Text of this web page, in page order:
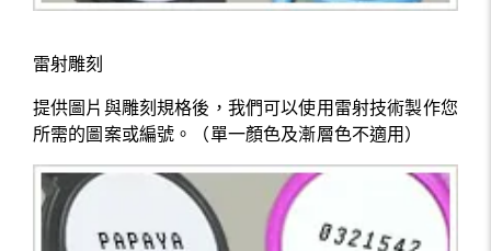
雷射雕刻
提供圖片與雕刻規格後，我們可以使用雷射技術製作您
所需的圖案或編號。（單一顏色及漸層色不適用）